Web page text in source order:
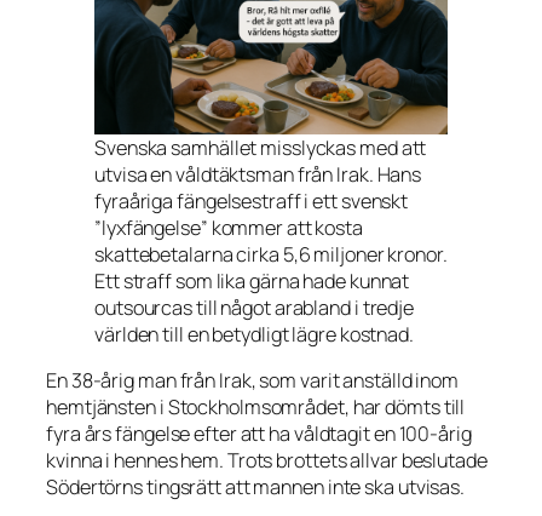
Svenska samhället misslyckas med att
utvisa en våldtäktsman från Irak. Hans
fyraåriga fängelsestraff i ett svenskt
”lyxfängelse” kommer att kosta
skattebetalarna cirka 5,6 miljoner kronor.
Ett straff som lika gärna hade kunnat
outsourcas till något arabland i tredje
världen till en betydligt lägre kostnad.
En 38-årig man från Irak, som varit anställd inom
hemtjänsten i Stockholmsområdet, har dömts till
fyra års fängelse efter att ha våldtagit en 100-årig
kvinna i hennes hem. Trots brottets allvar beslutade
Södertörns tingsrätt att mannen inte ska utvisas.